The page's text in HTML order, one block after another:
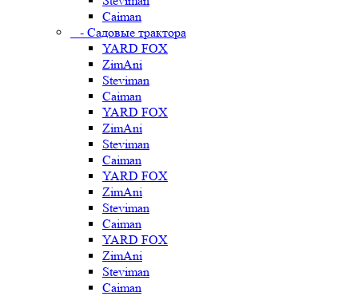
Caiman
- Садовые трактора
YARD FOX
ZimAni
Steviman
Caiman
YARD FOX
ZimAni
Steviman
Caiman
YARD FOX
ZimAni
Steviman
Caiman
YARD FOX
ZimAni
Steviman
Caiman